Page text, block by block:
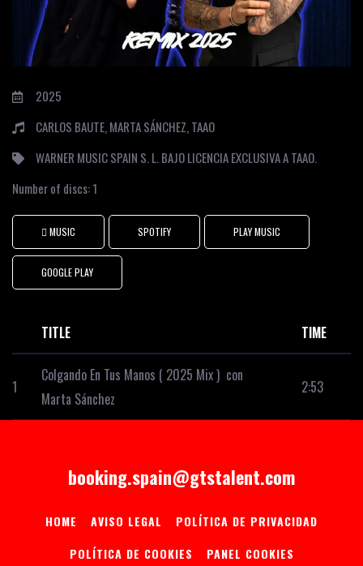
2025
CARLOS BAUTE, MARTA SÁNCHEZ, TAAO
WARNER MUSIC SPAIN S. L. BAJO LICENCIA EXCLUSIVA A TAAO.
Number of discs:1
 MUSIC SPOTIFY PLAY MUSIC
GOOGLE PLAY
TITLE TIME
1
Colgando En Tus Manos ( 2025 Mix ) con
Marta Sánchez
2:53
booking.spain@gtstalent.com
HOME AVISO LEGAL
POLÍTICA DE PRIVACIDAD
POLÍTICA DE COOKIES
PANEL COOKIES